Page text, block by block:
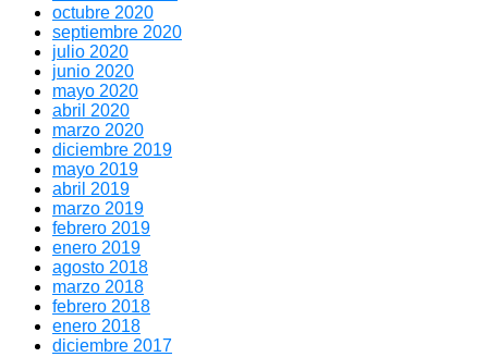
octubre 2020
septiembre 2020
julio 2020
junio 2020
mayo 2020
abril 2020
marzo 2020
diciembre 2019
mayo 2019
abril 2019
marzo 2019
febrero 2019
enero 2019
agosto 2018
marzo 2018
febrero 2018
enero 2018
diciembre 2017